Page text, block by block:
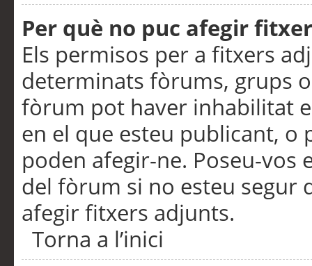
Per què no puc afegir
Els permisos per a fitxers
determinats fòrums, grups
fòrum pot haver inhabilitat
en el que esteu publicant,
poden afegir-ne. Poseu-vos
del fòrum si no esteu segur
afegir fitxers adjunts.
Torna a l’inici